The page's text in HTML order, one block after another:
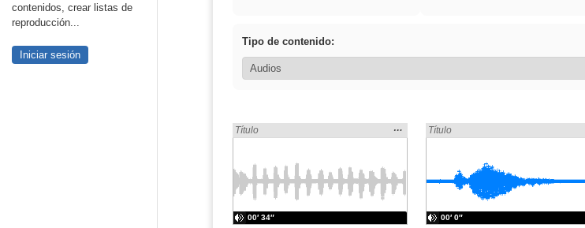
contenidos, crear listas de
reproducción...
Iniciar sesión
Tipo de contenido:
Encontrado «pronunciation» en:
Título
Mostrar
la
de la
búsqueda
…
00′ 34″
Encontrado «pronunciation» en:
Título
00′ 0″